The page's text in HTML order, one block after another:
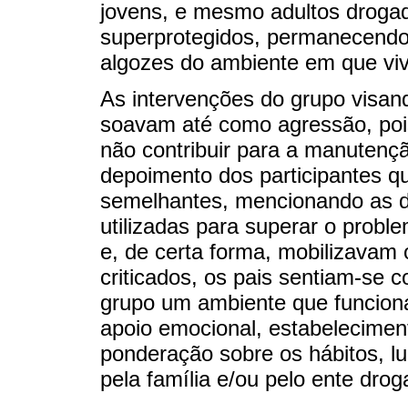
jovens, e mesmo adultos
superprotegidos,
algozes do ambiente em que
As intervenções do grupo
soavam até como agressão,
não contribuir para a
depoimento dos participantes
semelhantes, mencionando as
utilizadas para superar o
e, de certa forma,
criticados, os pais sentiam-se
grupo um ambiente que
apoio emocional,
ponderação sobre os hábitos,
pela família e/ou pelo ente